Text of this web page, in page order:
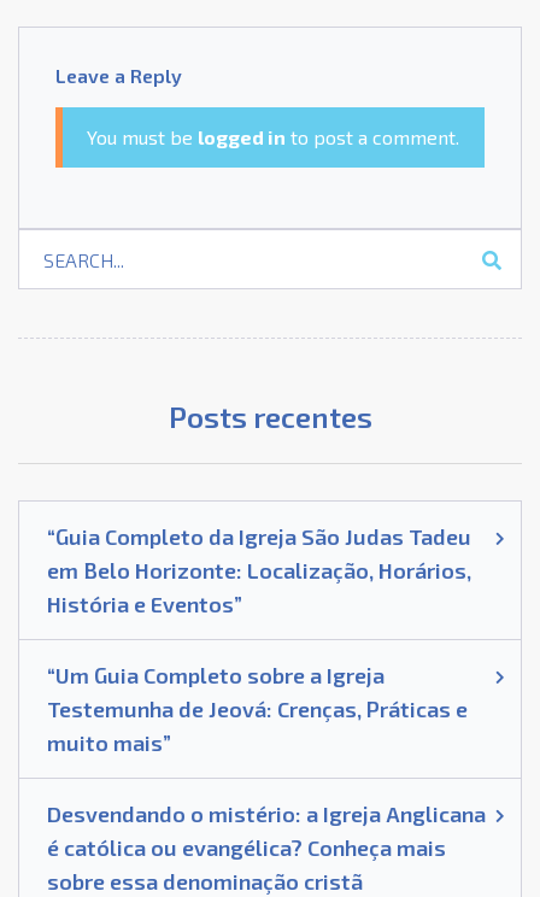
Leave a Reply
You must be logged in to post a comment.
Posts recentes
“Guia Completo da Igreja São Judas Tadeu
em Belo Horizonte: Localização, Horários,
História e Eventos”
“Um Guia Completo sobre a Igreja
Testemunha de Jeová: Crenças, Práticas e
muito mais”
Desvendando o mistério: a Igreja Anglicana
é católica ou evangélica? Conheça mais
sobre essa denominação cristã